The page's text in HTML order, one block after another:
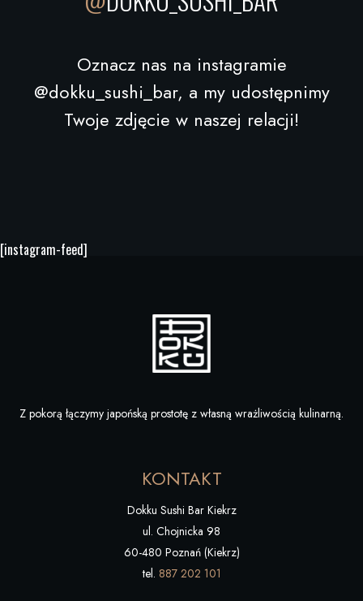
Oznacz nas na instagramie
@dokku_sushi_bar, a my udostępnimy
Twoje zdjęcie w naszej relacji!
[instagram-feed]
KONTAKT
Dokku Sushi Bar Kiekrz
ul. Chojnicka 98
60-480 Poznań (Kiekrz)
tel. 887 202 101
Z pokorą łączymy japońską prostotę z własną wrażliwością kulinarną.